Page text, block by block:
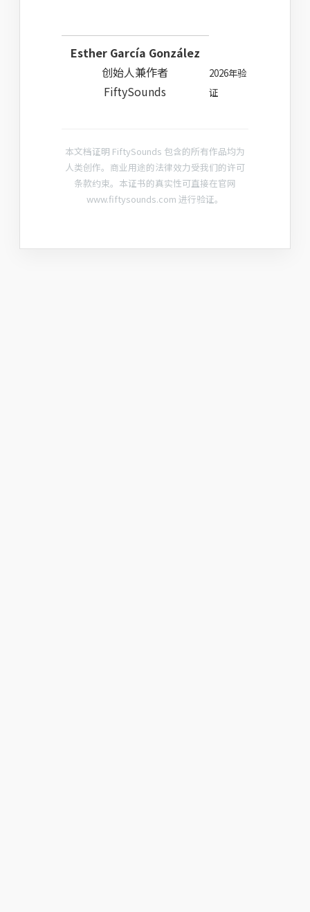
Esther García González
创始人兼作者
FiftySounds
2026年验
证
本文档证明 FiftySounds 包含的所有作品均为
人类创作。商业用途的法律效力受我们的许可
条款约束。本证书的真实性可直接在官网
www.fiftysounds.com 进行验证。